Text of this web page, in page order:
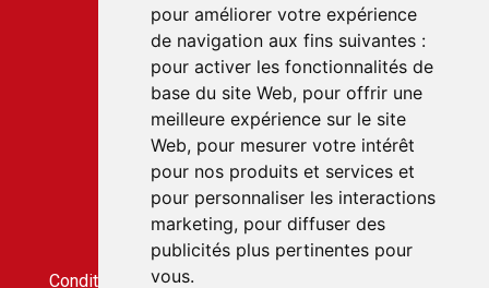
pour améliorer votre expérience
de navigation aux fins suivantes :
pour activer les fonctionnalités de
base du site Web, pour offrir une
meilleure expérience sur le site
Web, pour mesurer votre intérêt
pour nos produits et services et
pour personnaliser les interactions
marketing, pour diffuser des
publicités plus pertinentes pour
vous.
Service client
22 rue du Gabian
98000 MONACO
T.+377 97 70 22 22
Accès rapides
Nous contacter
Conditions générales de vente
Condition générale d'utilisation
Conditions générales de vente du service CLICBUS